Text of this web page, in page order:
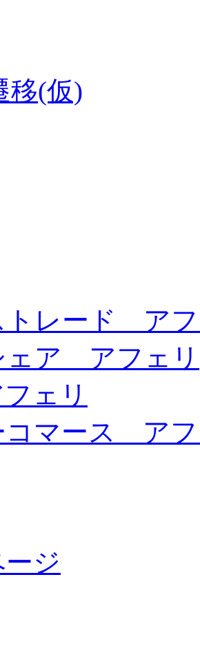
移(仮)
トレード ア
ェア アフェリ
ェリ
コマース ア
ジ